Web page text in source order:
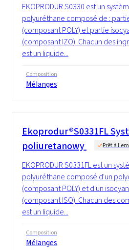
EKOPRODUR S0330 est un
polyuréthane composé de :
(composant POLY) et partie
(composant IZO). Chacun des
est un liquide...
Composition
Mélanges
Ekoprodur®S0331FL
poliuretanowy
Prêt à
EKOPRODUR S0331FL est un
polyuréthane composé d'un
(composant POLY) et d'un
(composant ISO). Chacun des
est un liquide...
Composition
Mélanges